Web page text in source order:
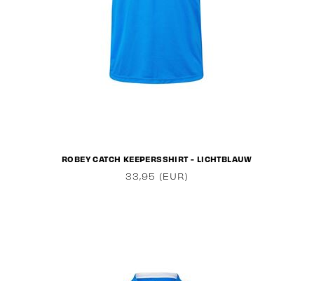
ROBEY CATCH KEEPERSSHIRT - LICHTBLAUW
33,95 (EUR)